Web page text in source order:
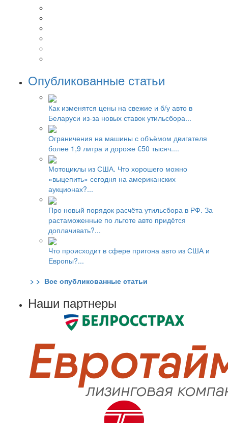
Опубликованные статьи
Как изменятся цены на свежие и б/у авто в
Беларуси из-за новых ставок утильсбора...
Ограничения на машины с объёмом двигателя
более 1,9 литра и дороже €50 тысяч....
Мотоциклы из США. Что хорошего можно
«выцепить» сегодня на американских
аукционах?...
Про новый порядок расчёта утильсбора в РФ. За
растаможенные по льготе авто придётся
доплачивать?...
Что происходит в сфере пригона авто из США и
Европы?...
> > Все опубликованные статьи
Наши партнеры